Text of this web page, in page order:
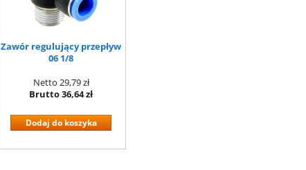
Zawór regulujący przepływ
06 1/8
Netto 29,79 zł
Brutto36,64 zł
Dodaj do koszyka